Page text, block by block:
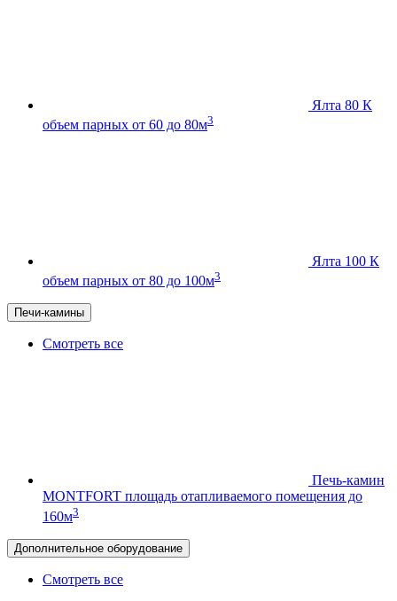
Ялта 80 К
объем парных от 60 до 80м3
Ялта 100 К
объем парных от 80 до 100м3
Печи-камины
Смотреть все
Печь-камин
MONTFORT площадь отапливаемого помещения до
160м3
Дополнительное оборудование
Смотреть все